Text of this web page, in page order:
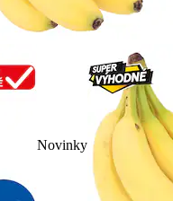
Novinky